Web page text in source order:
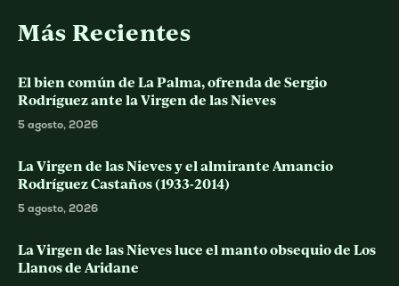
Más Recientes
El bien común de La Palma, ofrenda de Sergio
Rodríguez ante la Virgen de las Nieves
5 agosto, 2026
La Virgen de las Nieves y el almirante Amancio
Rodríguez Castaños (1933-2014)
5 agosto, 2026
La Virgen de las Nieves luce el manto obsequio de Los
Llanos de Aridane